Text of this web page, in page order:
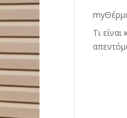
Τι είναι